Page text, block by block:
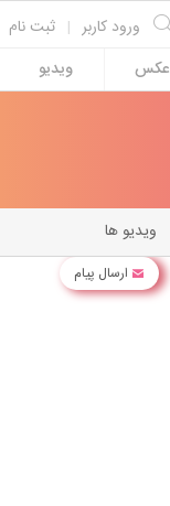
ثبت نام | ورود کاربر
عکس ویدیو
ارسال پیام
ویدیو ها